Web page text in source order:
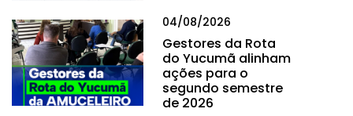
04/08/2026
Gestores da Rota
do Yucumã alinham
ações para o
segundo semestre
de 2026